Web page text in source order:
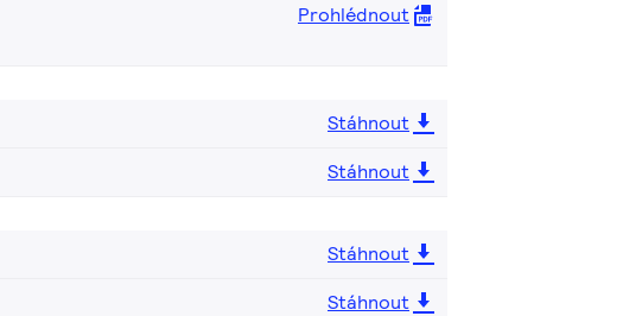
Prohlédnout
Stáhnout
Stáhnout
Stáhnout
Stáhnout